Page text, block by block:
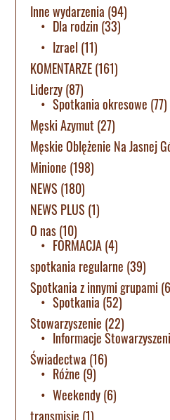
Inne wydarzenia (94)
Dla rodzin (33)
Izrael (11)
KOMENTARZE(161)
Liderzy(87)
Spotkania okresowe (77)
Męski Azymut (27)
Męskie Oblężenie Na Jasnej
Minione (198)
NEWS (180)
NEWS PLUS (1)
O nas(10)
FORMACJA(4)
spotkania regularne (39)
Spotkania z innymi grupami
Spotkania (52)
Stowarzyszenie (22)
Informacje
Świadectwa (16)
Różne (9)
Weekendy(6)
transmisje (1)